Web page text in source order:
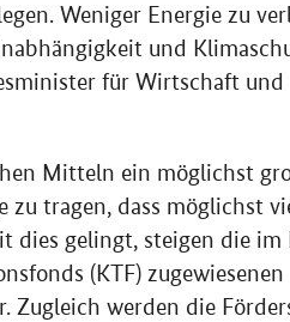
Weniger Energie zu
und
für Wirtschaft
Mitteln ein möglichst
tragen, dass möglichst
dies gelingt, steigen die im
(KTF)
Zugleich werden die